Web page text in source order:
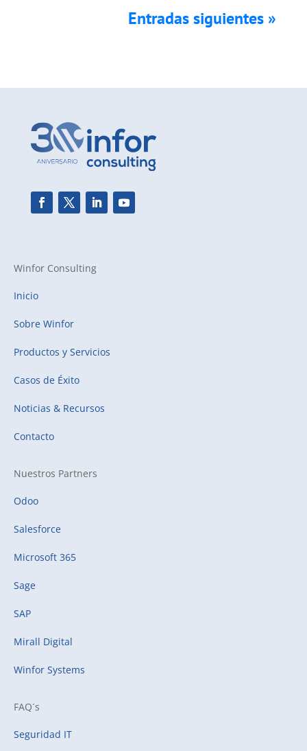
Entradas siguientes »
Winfor Consulting
Inicio
Sobre Winfor
Productos y Servicios
Casos de Éxito
Noticias & Recursos
Contacto
Nuestros Partners
Odoo
Salesforce
Microsoft 365
Sage
SAP
Mirall Digital
Winfor Systems
FAQ´s
Seguridad IT